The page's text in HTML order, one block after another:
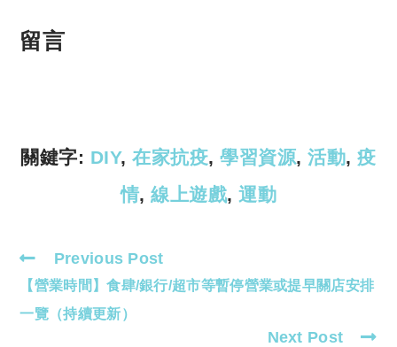
k
p
留言
關鍵字: DIY, 在家抗疫, 學習資源, 活動, 疫
情, 線上遊戲, 運動
Read
more
articles
Previous Post
【營業時間】食肆/銀行/超市等暫停營業或提早關店安排
一覽（持續更新）
Next Post